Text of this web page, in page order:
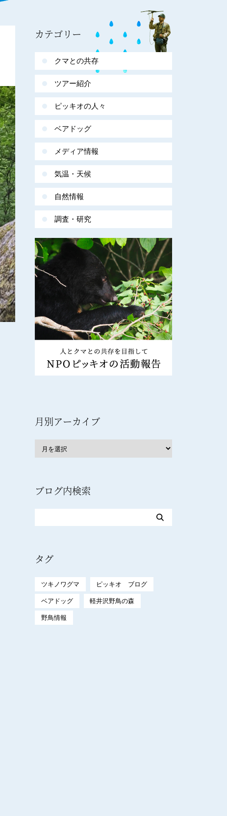
カテゴリー
クマとの共存
ツアー紹介
ピッキオの人々
ベアドッグ
メディア情報
気温・天候
自然情報
調査・研究
月別アーカイブ
ブログ内検索
タグ
ツキノワグマ ピッキオ ブログ
ベアドッグ 軽井沢野鳥の森
野鳥情報